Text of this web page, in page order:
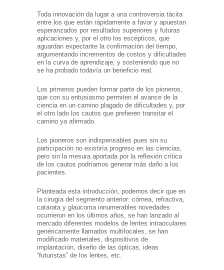
Toda innovación da lugar a una controversia tácita
entre los que están rápidamente a favor y apuestan
esperanzados por resultados superiores y futuras
aplicaciones y, por el otro los escépticos, que
aguardan expectante la confirmación del tiempo,
argumentando incrementos de costos y dificultades
en la curva de aprendizaje, y sosteniendo que no
se ha probado todavía un beneficio real.
Los primeros pueden formar parte de los pioneros,
que con su entusiasmo permiten el avance de la
ciencia en un camino plagado de dificultades y, por
el otro lado los cautos que prefieren transitar el
camino ya afirmado.
Los pioneros son indispensables pues sin su
participación no existiría progreso en las ciencias,
pero sin la mesura aportada por la reflexión crítica
de los cautos podríamos generar más daño a los
pacientes.
Planteada esta introducción, podemos decir que en
la cirugía del segmento anterior: córnea, refractiva,
catarata y glaucoma innumerables novedades
ocurrieron en los últimos años, se han lanzado al
mercado diferentes modelos de lentes intraoculares
genéricamente llamados multifocales, se han
modificado materiales, dispositivos de
implantación, diseño de las ópticas, ideas
“futuristas” de los lentes, etc.